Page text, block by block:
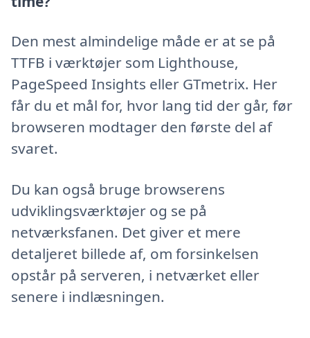
Den mest almindelige måde er at se på
TTFB i værktøjer som Lighthouse,
PageSpeed Insights eller GTmetrix. Her
får du et mål for, hvor lang tid der går, før
browseren modtager den første del af
svaret.
Du kan også bruge browserens
udviklingsværktøjer og se på
netværksfanen. Det giver et mere
detaljeret billede af, om forsinkelsen
opstår på serveren, i netværket eller
senere i indlæsningen.